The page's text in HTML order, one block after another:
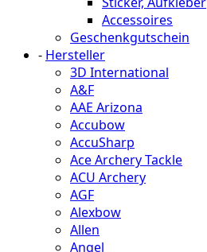
Accessoires
Geschenkgutschein
- Hersteller
3D International
A&F
AAE Arizona
Accubow
AccuSharp
Ace Archery Tackle
ACU Archery
AGF
Alexbow
Allen
Angel